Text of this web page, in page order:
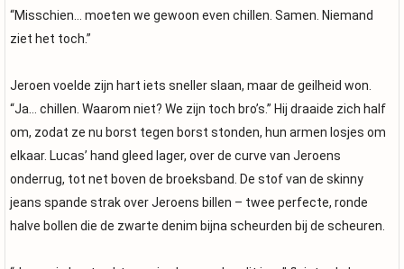
“Misschien… moeten we gewoon even chillen. Samen. Niemand
ziet het toch.”
Jeroen voelde zijn hart iets sneller slaan, maar de geilheid won.
“Ja… chillen. Waarom niet? We zijn toch bro’s.” Hij draaide zich half
om, zodat ze nu borst tegen borst stonden, hun armen losjes om
elkaar. Lucas’ hand gleed lager, over de curve van Jeroens
onderrug, tot net boven de broeksband. De stof van de skinny
jeans spande strak over Jeroens billen – twee perfecte, ronde
halve bollen die de zwarte denim bijna scheurden bij de scheuren.